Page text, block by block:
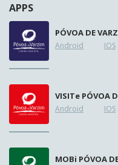
APPS
PÓVOA DE
Android IOS
VISITe PÓVOA
Android IOS
MOBi PÓVOA